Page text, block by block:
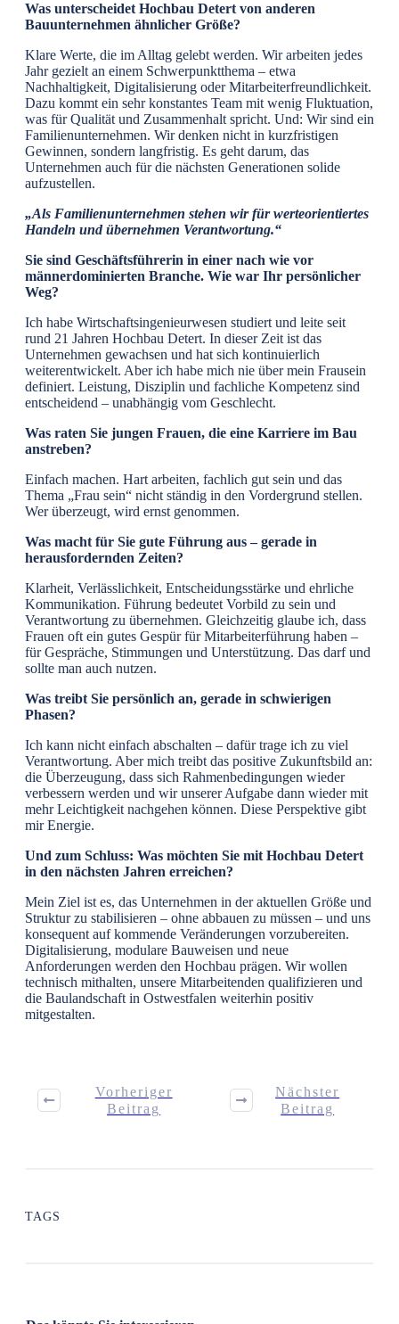
Was unterscheidet Hochbau Detert von anderen
Bauunternehmen ähnlicher Größe?
Klare Werte, die im Alltag gelebt werden. Wir arbeiten jedes
Jahr gezielt an einem Schwerpunktthema – etwa
Nachhaltigkeit, Digitalisierung oder Mitarbeiterfreundlichkeit.
Dazu kommt ein sehr konstantes Team mit wenig Fluktuation,
was für Qualität und Zusammenhalt spricht. Und: Wir sind ein
Familienunternehmen. Wir denken nicht in kurzfristigen
Gewinnen, sondern langfristig. Es geht darum, das
Unternehmen auch für die nächsten Generationen solide
aufzustellen.
„Als Familienunternehmen stehen wir für werteorientiertes
Handeln und übernehmen Verantwortung.“
Sie sind Geschäftsführerin in einer nach wie vor
männerdominierten Branche. Wie war Ihr persönlicher
Weg?
Ich habe Wirtschaftsingenieurwesen studiert und leite seit
rund 21 Jahren Hochbau Detert. In dieser Zeit ist das
Unternehmen gewachsen und hat sich kontinuierlich
weiterentwickelt. Aber ich habe mich nie über mein Frausein
definiert. Leistung, Disziplin und fachliche Kompetenz sind
entscheidend – unabhängig vom Geschlecht.
Was raten Sie jungen Frauen, die eine Karriere im Bau
anstreben?
Einfach machen. Hart arbeiten, fachlich gut sein und das
Thema „Frau sein“ nicht ständig in den Vordergrund stellen.
Wer überzeugt, wird ernst genommen.
Was macht für Sie gute Führung aus – gerade in
herausfordernden Zeiten?
Klarheit, Verlässlichkeit, Entscheidungsstärke und ehrliche
Kommunikation. Führung bedeutet Vorbild zu sein und
Verantwortung zu übernehmen. Gleichzeitig glaube ich, dass
Frauen oft ein gutes Gespür für Mitarbeiterführung haben –
für Gespräche, Stimmungen und Unterstützung. Das darf und
sollte man auch nutzen.
Was treibt Sie persönlich an, gerade in schwierigen
Phasen?
Ich kann nicht einfach abschalten – dafür trage ich zu viel
Verantwortung. Aber mich treibt das positive Zukunftsbild an:
die Überzeugung, dass sich Rahmenbedingungen wieder
verbessern werden und wir unserer Aufgabe dann wieder mit
mehr Leichtigkeit nachgehen können. Diese Perspektive gibt
mir Energie.
Und zum Schluss: Was möchten Sie mit Hochbau Detert
in den nächsten Jahren erreichen?
Mein Ziel ist es, das Unternehmen in der aktuellen Größe und
Struktur zu stabilisieren – ohne abbauen zu müssen – und uns
konsequent auf kommende Veränderungen vorzubereiten.
Digitalisierung, modulare Bauweisen und neue
Anforderungen werden den Hochbau prägen. Wir wollen
technisch mithalten, unsere Mitarbeitenden qualifizieren und
die Baulandschaft in Ostwestfalen weiterhin positiv
mitgestalten.
Vorheriger
Beitrag
Nächster
Beitrag
TAGS